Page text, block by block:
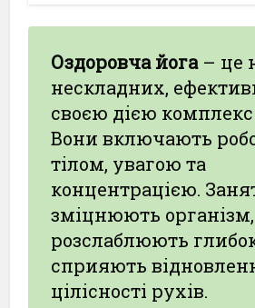
Оздоровча йога– це
нескладних,
своєю дією
Вони включають
тілом, увагою та
концентрацією.
зміцнюють організм,
розслаблюють
сприяють
цілісності рухів.